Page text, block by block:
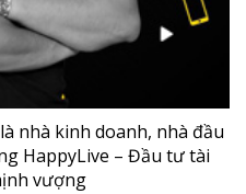
nhà kinh doanh, nhà đầu
HappyLive – Đầu tư tài
vượng